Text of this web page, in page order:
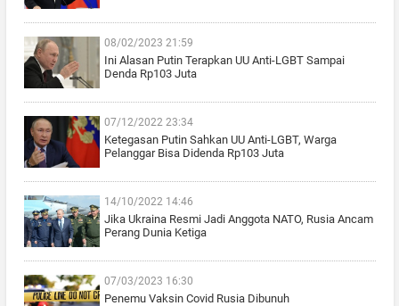
08/02/2023 21:59
Ini Alasan Putin Terapkan UU Anti-LGBT Sampai
Denda Rp103 Juta
07/12/2022 23:34
Ketegasan Putin Sahkan UU Anti-LGBT, Warga
Pelanggar Bisa Didenda Rp103 Juta
14/10/2022 14:46
Jika Ukraina Resmi Jadi Anggota NATO, Rusia Ancam
Perang Dunia Ketiga
07/03/2023 16:30
Penemu Vaksin Covid Rusia Dibunuh